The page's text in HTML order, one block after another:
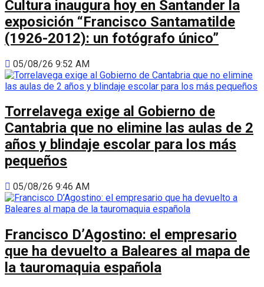
Cultura inaugura hoy en Santander la
exposición “Francisco Santamatilde
(1926-2012): un fotógrafo único”
05/08/26 9:52 AM
Torrelavega exige al Gobierno de
Cantabria que no elimine las aulas de 2
años y blindaje escolar para los más
pequeños
05/08/26 9:46 AM
Francisco D’Agostino: el empresario
que ha devuelto a Baleares al mapa de
la tauromaquia española